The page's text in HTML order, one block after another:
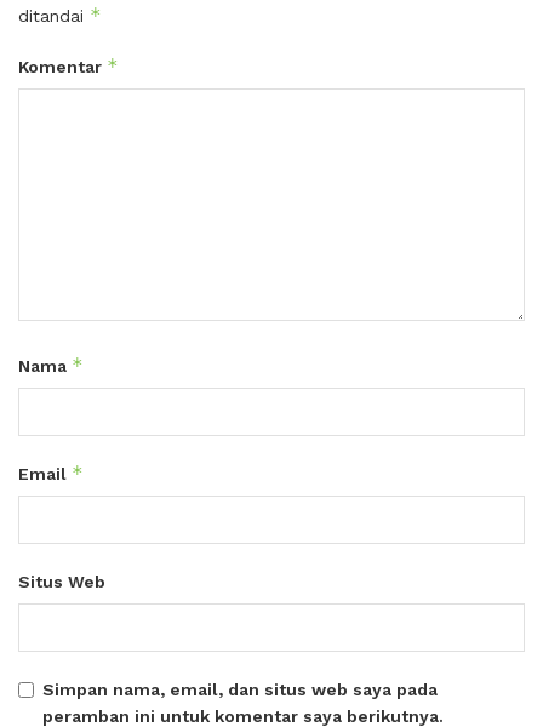
ditandai *
Komentar *
Nama *
Email *
Situs Web
Simpan nama, email, dan situs web saya pada
peramban ini untuk komentar saya berikutnya.